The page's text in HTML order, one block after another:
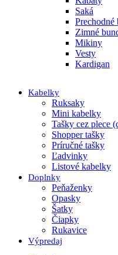
Saká
Prechodné
Zimné
Mikiny
Vesty
Kardigan
Kabelky
Ruksaky
Mini kabelky
Tašky cez plece
Shopper tašky
Príručné tašky
Ľadvinky
Listové kabelky
Doplnky
Peňaženky
Opasky
Šatky
Čiapky
Rukavice
Výpredaj